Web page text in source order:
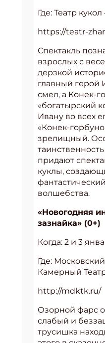
Где: Театр
https://teatr-
Спектакль
взрослых с
дерзкой
главный герой
смел, а Конек-
«богатырский
Ивану во всех
«Конек-
зрелищный.
придают
куклы,
волшебства.
«Новогодняя
зазнайка» (0+)
Когда: 2 и 3
Где:
Камерный
http://mdktk.ru/
Озорной фарс
слабый и
трусишка